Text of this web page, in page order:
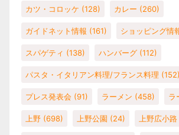
カツ・コロッケ (128) カレー (260)
ガイドネット情報 (161) ショッピング情
スパゲティ (138) ハンバーグ (112)
パスタ・イタリアン料理/フランス料理 (152)
プレス発表会 (91) ラーメン (458) ラ
上野 (698) 上野公園 (24) 上野広小路